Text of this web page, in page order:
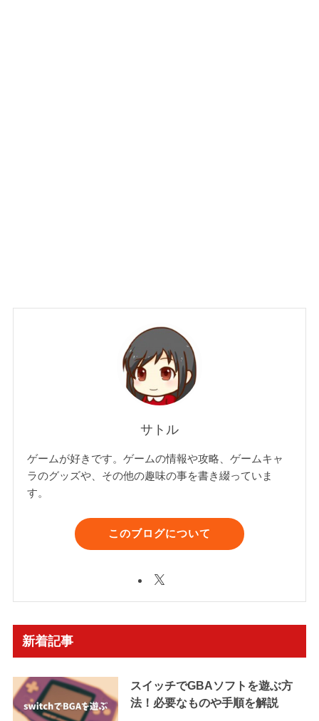
サトル
ゲームが好きです。ゲームの情報や攻略、ゲームキャ
ラのグッズや、その他の趣味の事を書き綴っていま
す。
このブログについて
新着記事
スイッチでGBAソフトを遊ぶ方
法！必要なものや手順を解説